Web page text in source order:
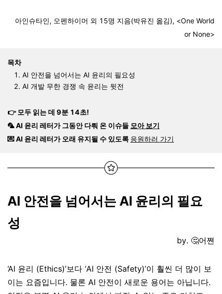
아인슈타인, 오펜하이머 외 15명 지음(박유진 옮김), <One World
or None>
목차
AI 안전을 넘어서는 AI 윤리의 필요성
AI 개발 무한 경쟁 속 윤리는 뒷전
👉 모두 읽는 데 9분 14초!
🦜 AI 윤리 레터가 그동안 다뤄 온 이슈들 모아 보기
💌 AI 윤리 레터가 오래 유지될 수 있도록 응원하러 가기
AI 안전을 넘어서는 AI 윤리의 필요
성
by. 🤔어쪈
‘AI 윤리 (Ethics)’보다 ‘AI 안전 (Safety)’이 훨씬 더 많이 보
이는 요즘입니다. 물론 AI 안전이 새로운 용어는 아닙니다.